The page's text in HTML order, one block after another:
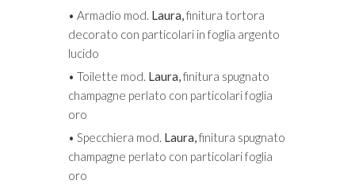
• Armadio mod. Laura, finitura tortora
decorato con particolari in foglia argento
lucido
• Toilette mod. Laura, finitura spugnato
champagne perlato con particolari foglia
oro
• Specchiera mod. Laura, finitura spugnato
champagne perlato con particolari foglia
oro